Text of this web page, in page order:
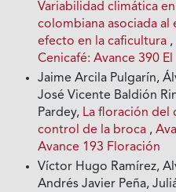
Variabilidad climática
colombiana asociada al
efecto en la caficultura ,
Cenicafé: Avance 390
Jaime Arcila Pulgarín,
José Vicente Baldión
Pardey, La floración del
control de la broca ,
Avance 193 Floración
Víctor Hugo Ramírez,
Andrés Javier Peña,